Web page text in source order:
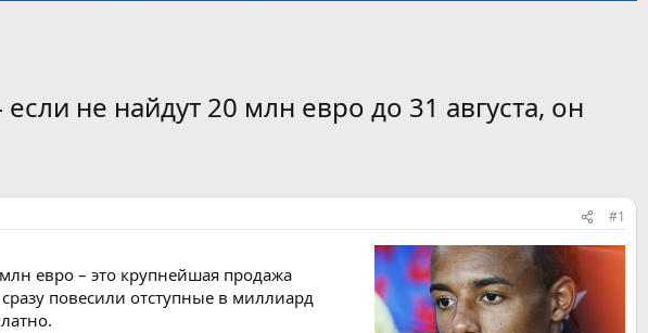
не найдут 20 млн евро до 31 августа, он
#1
евро – это крупнейшая продажа
повесили отступные в миллиард